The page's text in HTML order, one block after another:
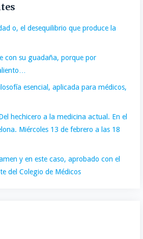
o, el desequilibrio que produce la
con su guadaña, porque por
esencial, aplicada para médicos,
hechicero a la medicina actual. En el
Miércoles 13 de febrero a las 18
y en este caso, aprobado con el
del Colegio de Médicos